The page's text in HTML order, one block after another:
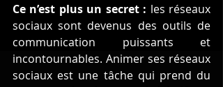
Ce n’est plus un secret : les réseaux
sociaux sont devenus des outils de
communication puissants et
incontournables. Animer ses réseaux
sociaux est une tâche qui prend du